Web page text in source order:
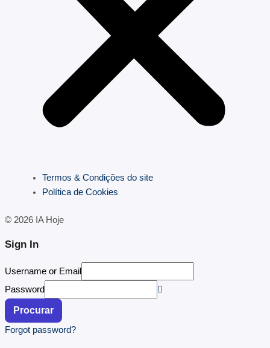
Termos & Condições do site
Política de Cookies
© 2026 IA Hoje
Sign In
Username or Email
Password
Procurar
Forgot password?